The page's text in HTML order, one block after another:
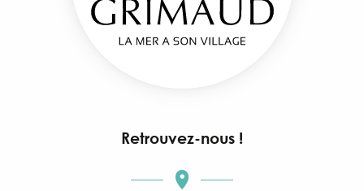
Retrouvez-nous !